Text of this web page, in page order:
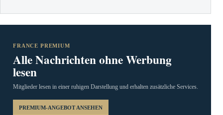
FRANCE PREMIUM
Alle Nachrichten ohne Werbung
lesen
Mitglieder lesen in einer ruhigen Darstellung und erhalten zusätzliche Services.
PREMIUM-ANGEBOT ANSEHEN